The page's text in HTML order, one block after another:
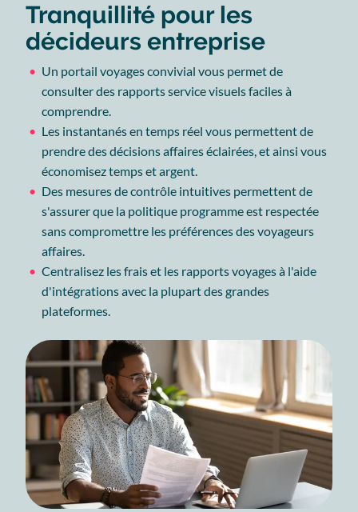
Tranquillité pour les
décideurs entreprise
Un portail voyages convivial vous permet de
consulter des rapports service visuels faciles à
comprendre.
Les instantanés en temps réel vous permettent de
prendre des décisions affaires éclairées, et ainsi vous
économisez temps et argent.
Des mesures de contrôle intuitives permettent de
s'assurer que la politique programme est respectée
sans compromettre les préférences des voyageurs
affaires.
Centralisez les frais et les rapports voyages à l'aide
d'intégrations avec la plupart des grandes
plateformes.